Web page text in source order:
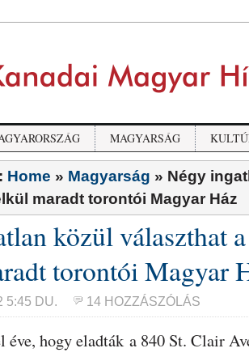
MAGYARSÁG
Home » Magyarság » Négy
maradt torontói Magyar Ház
közül választhat
torontói Magyar
5:45 DU. 14 HOZZÁSZÓLÁS
éve, hogy eladták a 840 St. Clair